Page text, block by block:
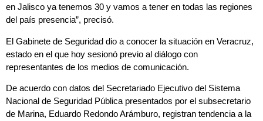
en Jalisco ya tenemos 30 y vamos a tener en todas las regiones
del país presencia”, precisó.
El Gabinete de Seguridad dio a conocer la situación en Veracruz,
estado en el que hoy sesionó previo al diálogo con
representantes de los medios de comunicación.
De acuerdo con datos del Secretariado Ejecutivo del Sistema
Nacional de Seguridad Pública presentados por el subsecretario
de Marina, Eduardo Redondo Arámburo, registran tendencia a la